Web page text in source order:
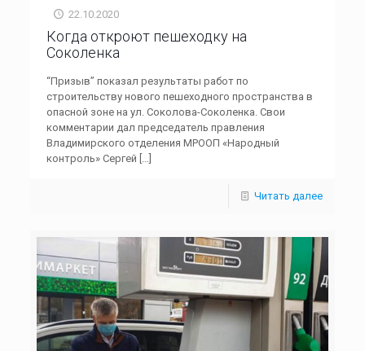
22.10.2020
Когда откроют пешеходку на
Соколенка
“Призыв” показал результаты работ по
строительству нового пешеходного пространства в
опасной зоне на ул. Соколова-Соколенка. Свои
комментарии дал председатель правления
Владимирского отделения МРООП «Народный
контроль» Сергей […]
Читать далее